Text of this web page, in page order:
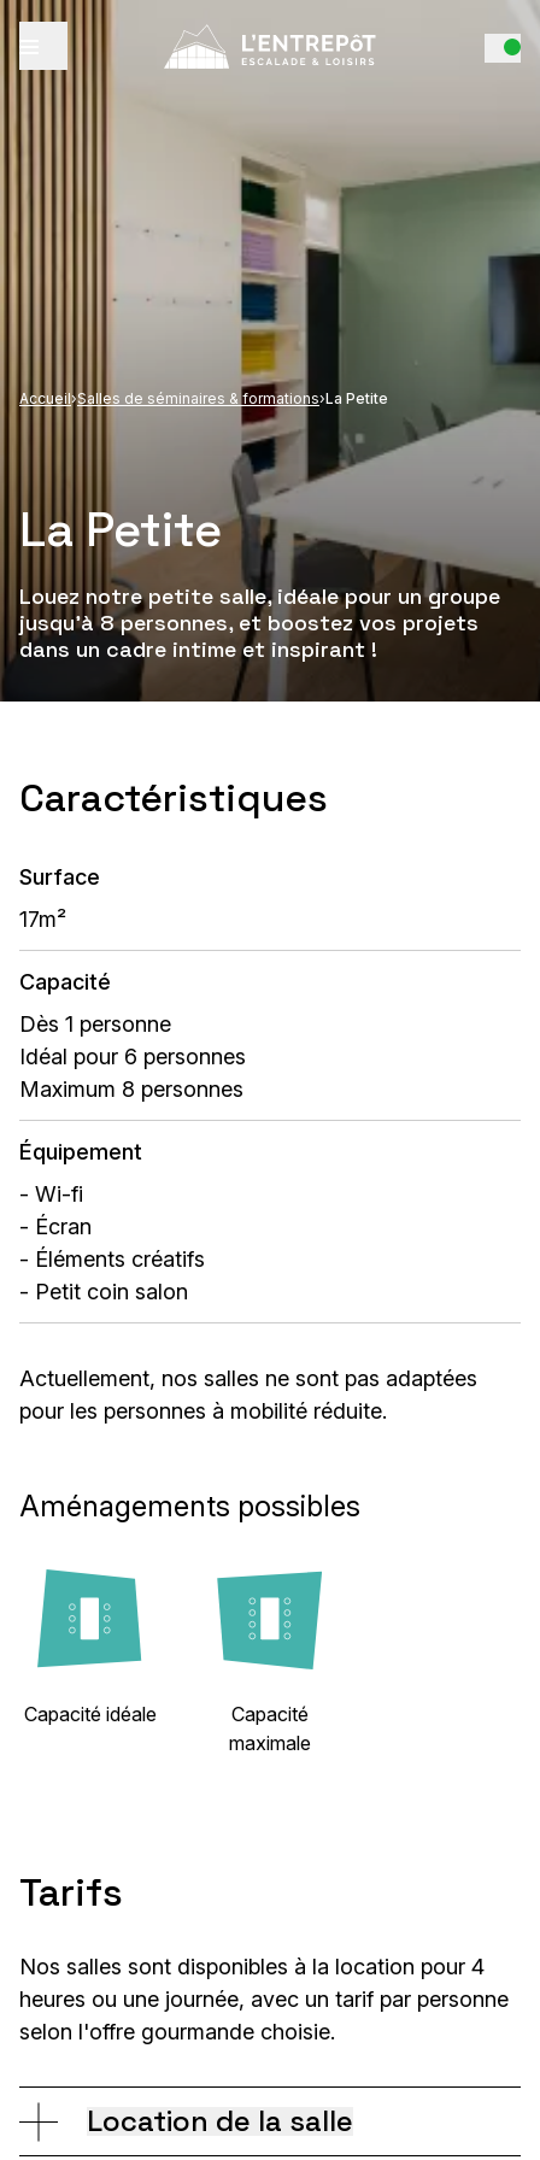
Accueil›Salles de séminaires & formations›La Petite
La Petite
Louez notre petite salle, idéale pour un groupe
jusqu'à 8 personnes, et boostez vos projets
dans un cadre intime et inspirant !
Caractéristiques
Surface
17m²
Capacité
Dès 1 personne
Idéal pour 6 personnes
Maximum 8 personnes
Équipement
- Wi-fi
- Écran
- Éléments créatifs
- Petit coin salon
Actuellement, nos salles ne sont pas adaptées
pour les personnes à mobilité réduite.
Aménagements possibles
Capacité idéale
Capacité
maximale
Tarifs
Nos salles sont disponibles à la location pour 4
heures ou une journée, avec un tarif par personne
selon l'offre gourmande choisie.
Location de la salle